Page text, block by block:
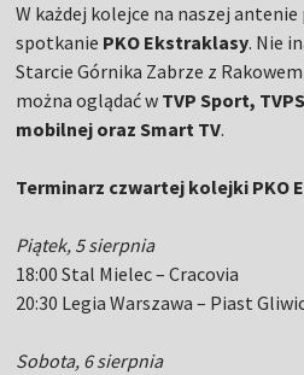
W każdej kolejce na naszej
spotkanie PKO Ekstraklasy. Nie
Starcie Górnika Zabrze z
można oglądać w TVP Sport,
mobilnej oraz Smart TV.
Terminarz czwartej kolejki PKO
Piątek, 5 sierpnia
18:00 Stal Mielec – Cracovia
20:30 Legia Warszawa – Piast
Sobota, 6 sierpnia